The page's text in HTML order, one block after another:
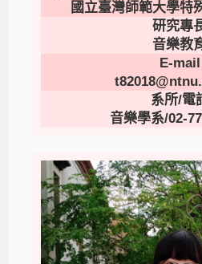
國立臺灣師範大學特
研究專
音樂教
E-mail
系所/電
音樂學系/02-